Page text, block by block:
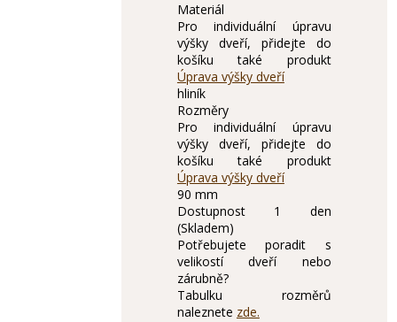
Materiál
Pro individuální úpravu
výšky dveří, přidejte do
košíku také produkt
Úprava výšky dveří
hliník
Rozměry
Pro individuální úpravu
výšky dveří, přidejte do
košíku také produkt
Úprava výšky dveří
90 mm
Dostupnost 1 den
(Skladem)
Potřebujete poradit s
velikostí dveří nebo
zárubně?
Tabulku rozměrů
naleznete zde.